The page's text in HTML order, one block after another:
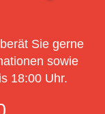
Sie gerne
sowie
18:00 Uhr.